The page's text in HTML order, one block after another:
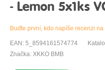
- Lemon 5x1ks
Buďte první, kdo napíše recenzi
EAN: 5_8594161574774
Značka: XKKO BMB